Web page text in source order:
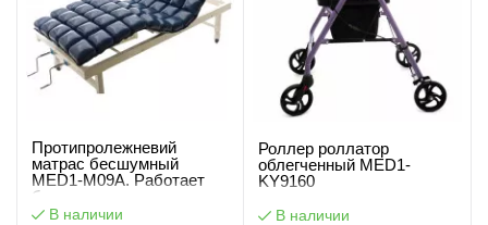
Протипролежневий
матрас бесшумный
MED1-M09А. Работает
без света
В наличии
Роллер роллатор
облегченный MED1-
KY9160
В наличии